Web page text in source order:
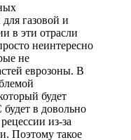
газовой и
в эти отрасли
неинтересно
не
еврозоны. В
будет
в довольно
из-за
Поэтому такое